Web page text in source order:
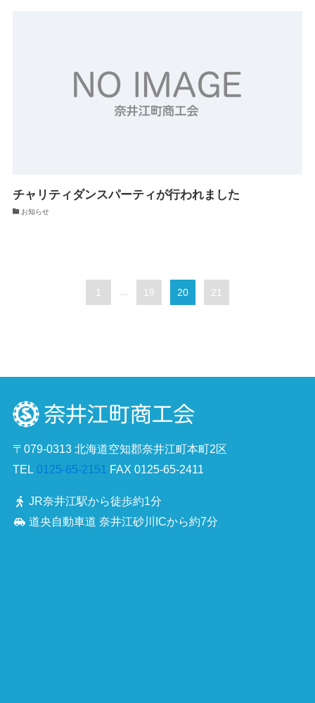
チャリティダンスパーティが行われました
お知らせ
1 19 20 21
〒079-0313 北海道空知郡奈井江町本町2区
TEL 0125-65-2151 FAX 0125-65-2411
JR奈井江駅から徒歩約1分
道央自動車道 奈井江砂川ICから約7分